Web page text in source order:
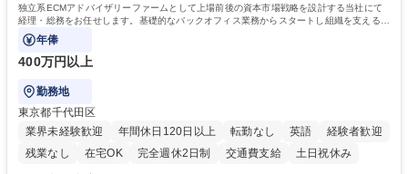
独立系ECMアドバイザリーファームとして上場前後の資本市場戦略を設計する当社にて
経理・総務をお任せします。基礎的なバックオフィス業務からスタートし組織を支える専
任担当として広く活躍できる環境です。
年俸
400万円以上
勤務地
東京都千代田区
業界未経験歓迎
年間休日120日以上 転勤なし 英語
経験者歓迎
残業なし
在宅OK 完全週休2日制 交通費支給 土日祝休み